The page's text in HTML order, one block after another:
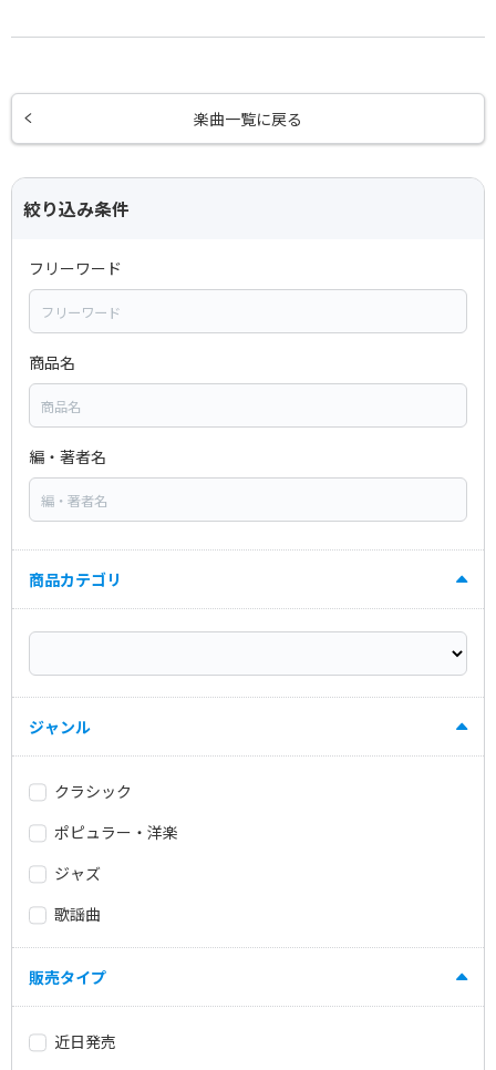
楽曲一覧に戻る
絞り込み条件
フリーワード
商品名
編・著者名
商品カテゴリ
ジャンル
クラシック
ポピュラー・洋楽
ジャズ
歌謡曲
販売タイプ
近日発売